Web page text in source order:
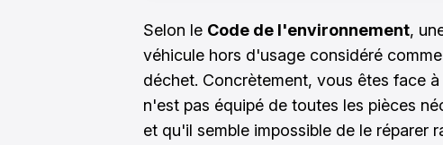
Selon le Code de l'environnement,
véhicule hors d'usage considéré
déchet. Concrètement, vous êtes face
n'est pas équipé de toutes les pièces
et qu'il semble impossible de le réparer